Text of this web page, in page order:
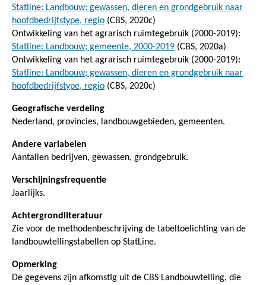
Statline: Landbouw; gewassen, dieren en grondgebruik naar
hoofdbedrijfstype, regio (CBS, 2020c)
Ontwikkeling van het agrarisch ruimtegebruik (2000-2019):
Statline: Landbouw; gemeente, 2000-2019 (CBS, 2020a)
Ontwikkeling van het agrarisch ruimtegebruik (2000-2019):
Statline: Landbouw; gewassen, dieren en grondgebruik naar
hoofdbedrijfstype, regio (CBS, 2020c)
Geografische verdeling
Nederland, provincies, landbouwgebieden, gemeenten.
Andere variabelen
Aantallen bedrijven, gewassen, grondgebruik.
Verschijningsfrequentie
Jaarlijks.
Achtergrondliteratuur
Zie voor de methodenbeschrijving de tabeltoelichting van de
landbouwtellingstabellen op StatLine.
Opmerking
De gegevens zijn afkomstig uit de CBS Landbouwtelling, die